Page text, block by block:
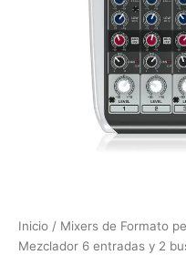
Inicio / Mixers de Formato
Mezclador 6 entradas y 2
FX
cantidad